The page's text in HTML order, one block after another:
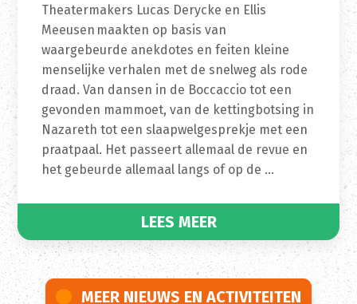
Theatermakers Lucas Derycke en Ellis
Meeusen maakten op basis van
waargebeurde anekdotes en feiten kleine
menselijke verhalen met de snelweg als rode
draad. Van dansen in de Boccaccio tot een
gevonden mammoet, van de kettingbotsing in
Nazareth tot een slaapwelgesprekje met een
praatpaal. Het passeert allemaal de revue en
het gebeurde allemaal langs of op de …
LEES MEER
MEER NIEUWS EN ACTIVITEITEN